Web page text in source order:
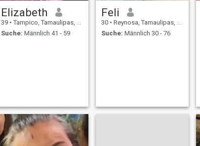
Elizabeth
39 • Tampico, Tamaulipas, Mexiko
Suche: Männlich 41 - 59
Feli
30 • Reynosa, Tamaulipas, Mexiko
Suche: Männlich 30 - 76